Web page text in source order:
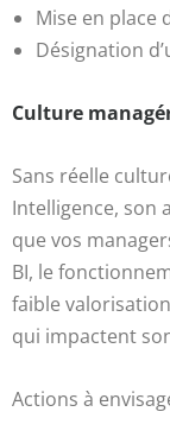
Mise en place
Désignation
Culture
Sans réelle
Intelligence, son
que vos
BI, le
faible
qui impactent
Actions à